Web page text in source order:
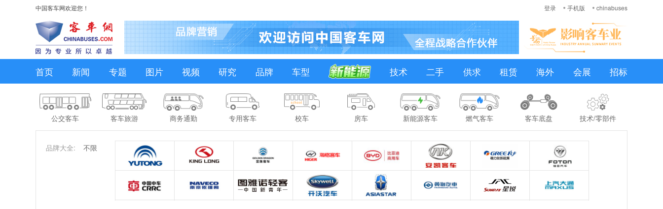
中国客车网欢迎您！ 登录 手机版 chinabuses
首页 新闻 专题 图片 视频 研究 品牌 车型 技术 二手 供求 租赁 海外 会展 招标
公交客车 客车旅游 商务通勤 专用客车 校车 房车 新能源客车 燃气客车 客车底盘 技术/零部件
品牌大全: 不限